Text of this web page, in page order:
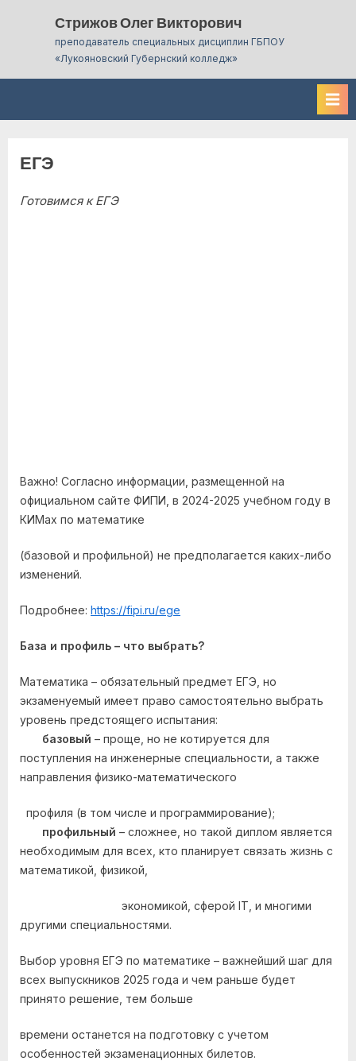
Стрижов Олег Викторович
преподаватель специальных дисциплин ГБПОУ
«Лукояновский Губернский колледж»
ЕГЭ
Готовимся к ЕГЭ
Важно! Согласно информации, размещенной на
официальном сайте ФИПИ, в 2024-2025 учебном году в
КИМах по математике
(базовой и профильной) не предполагается каких-либо
изменений.
Подробнее: https://fipi.ru/ege
База и профиль – что выбрать?
Математика – обязательный предмет ЕГЭ, но
экзаменуемый имеет право самостоятельно выбрать
уровень предстоящего испытания:
базовый – проще, но не котируется для
поступления на инженерные специальности, а также
направления физико-математического
профиля (в том числе и программирование);
профильный – сложнее, но такой диплом является
необходимым для всех, кто планирует связать жизнь с
математикой, физикой,
экономикой, сферой IT, и многими
другими специальностями.
Выбор уровня ЕГЭ по математике – важнейший шаг для
всех выпускников 2025 года и чем раньше будет
принято решение, тем больше
времени останется на подготовку с учетом
особенностей экзаменационных билетов.